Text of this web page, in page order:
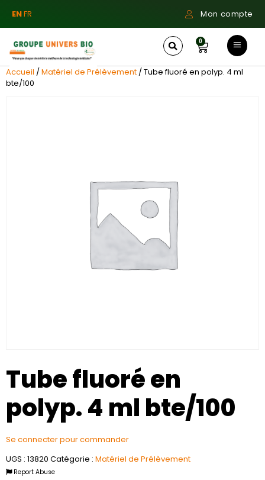
ENFR Mon compte
0
Accueil /Matériel de Prélèvement / Tube fluoré en polyp. 4 ml
bte/100
Tube fluoré en
polyp. 4 ml bte/100
Se connecter pour commander
UGS : 13820 Catégorie : Matériel de Prélèvement
Report Abuse